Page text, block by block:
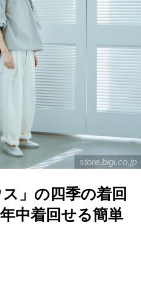
store.bigi.co.jp
」の四季の着回
中着回せる簡単